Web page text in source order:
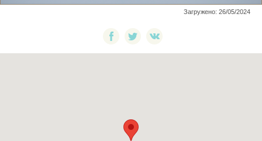
Загружено: 26/05/2024